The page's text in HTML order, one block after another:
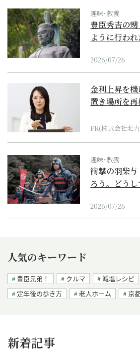
趣味･教養
豊臣秀吉の
ように行われ
2026/07/26
金利上昇を
置き場所を
PR(株式会社北
趣味･教養
衝撃の羽柴
ろう。どう
2026/07/26
人気のキーワード
豊臣兄弟！ クルマ 減塩レシピ
定年後の歩き方
老人ホーム 京
新着記事